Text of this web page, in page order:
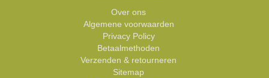
Over ons
Algemene voorwaarden
Privacy Policy
Betaalmethoden
Verzenden & retourneren
Sitemap